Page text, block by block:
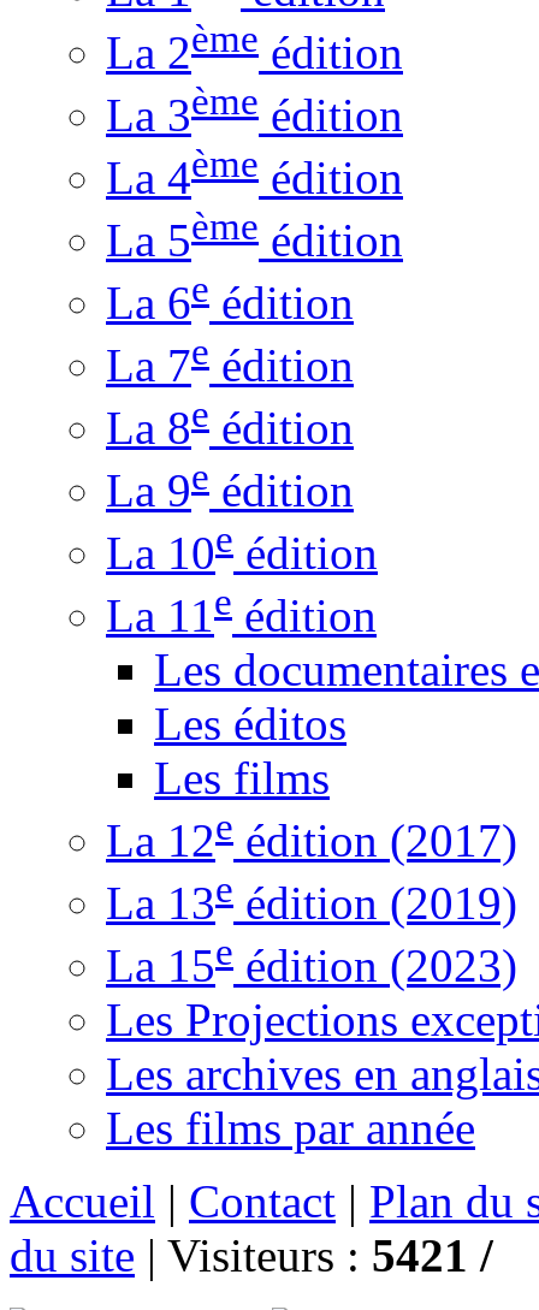
La 2ème édition
La 3ème édition
La 4ème édition
La 5ème édition
La 6e édition
La 7e édition
La 8e édition
La 9e édition
La 10e édition
La 11e édition
Les documentaires
Les éditos
Les films
La 12e édition (2017)
La 13e édition (2019)
La 15e édition (2023)
Les Projections
Les archives en
Les films par année
Accueil | Contact | Plan du
du site | Visiteurs : 5421 /